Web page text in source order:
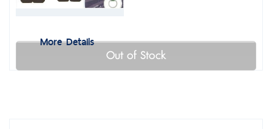
More Details
Out of Stock